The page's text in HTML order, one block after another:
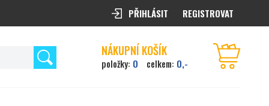
PŘIHLÁSIT REGISTROVAT
NÁKUPNÍ KOŠÍK
položky: 0 celkem: 0,-